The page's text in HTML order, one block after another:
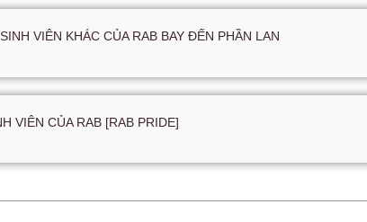
VIÊN KHÁC CỦA RAB BAY ĐẾN PHẦN LAN
VIÊN CỦA RAB [RAB PRIDE]